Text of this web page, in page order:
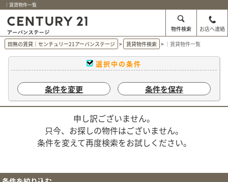
｜賃貸物件一覧
物件検索
お店へ連絡
田無の賃貸｜センチュリー21アーバンステージ
賃貸物件検索 ｜賃貸物件一覧
選択中の条件
条件を変更 条件を保存
申し訳ございません。
只今、お探しの物件はございません。
条件を変えて再度検索をお試しください。